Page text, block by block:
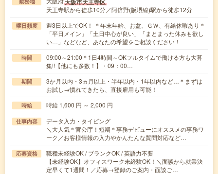
大阪市天王寺区
天王寺駅から徒歩10分／阿倍野(阪堺線)駅から徒歩12分
曜日頻度
週3日以上でOK！ ＊年末年始、お盆、ＧＷ、有給休暇あり＊
「平日メイン」「土日中心が良い」「まとまった休みも欲し
い…」などなど、あなたの希望をご相談ください！
時間
09:00～21:00＊1日4時間～OKフルタイムで働ける方も大募
集!!【他にも多数！】・09：00…
期間
3か月以内・3ヵ月以上・半年以内・1年以内など…＊まずは
お試し→慣れてきたら、直接雇用も可能！
時給 時給 1,600 円 ～ 2,000 円
仕事内容
データ入力・タイピング
＼大人気＊官公庁！短期＊事務デビューにオススメの事務ワ
ーク／お客様情報の入力やかんたんな質問対応など…
応募資格
職種未経験OK / ブランクOK / 英語力不要
【未経験OK】オフィスワーク未経験OK！＼面談から就業決
定早くて1週間！／応募→登録のご案内・面談ご…